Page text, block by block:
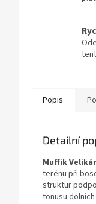
Popis
Detailní
Muffik
terénu při
struktur
tonusu